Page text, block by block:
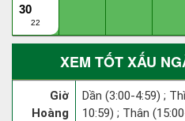
30
22
XEM TỐT XẤU
Giờ
Hoàng
Dần (3:00-4:59) ;
10:59) ; Thân